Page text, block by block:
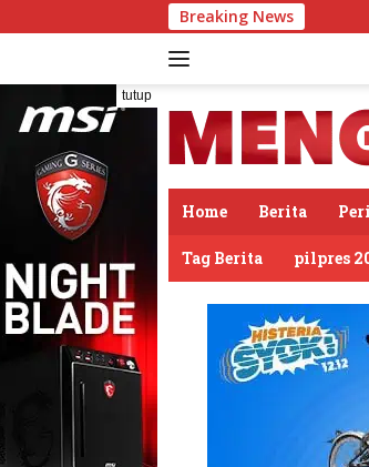
ke
Breaking News
tutup
Home Berita
Tag Berita pilpres